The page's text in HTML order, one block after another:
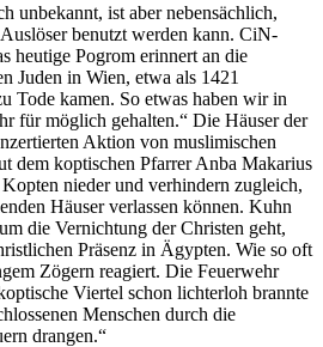
unbekannt, ist aber nebensächlich,
benutzt werden kann. CiN-
heutige Pogrom erinnert an die
Juden in Wien, etwa als 1421
Tode kamen. So etwas haben wir in
für möglich gehalten.“ Die Häuser der
Aktion von muslimischen
dem koptischen Pfarrer Anba Makarius
nieder und verhindern zugleich,
Häuser verlassen können. Kuhn
die Vernichtung der Christen geht,
Präsenz in Ägypten. Wie so oft
Zögern reagiert. Die Feuerwehr
Viertel schon lichterloh brannte
Menschen durch die
drangen.“